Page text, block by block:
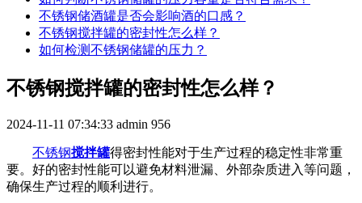
不锈钢储酒罐是否会影响酒的口感？
不锈钢搅拌罐的密封性怎么样？
如何检测不锈钢储罐的压力？
不锈钢搅拌罐的密封性怎么样？
2024-11-11 07:34:33 admin 956
不锈钢搅拌罐得密封性能对于生产过程的稳定性非常重
要。好的密封性能可以避免材料泄漏、外部杂质进入等问题，
确保生产过程的顺利进行。